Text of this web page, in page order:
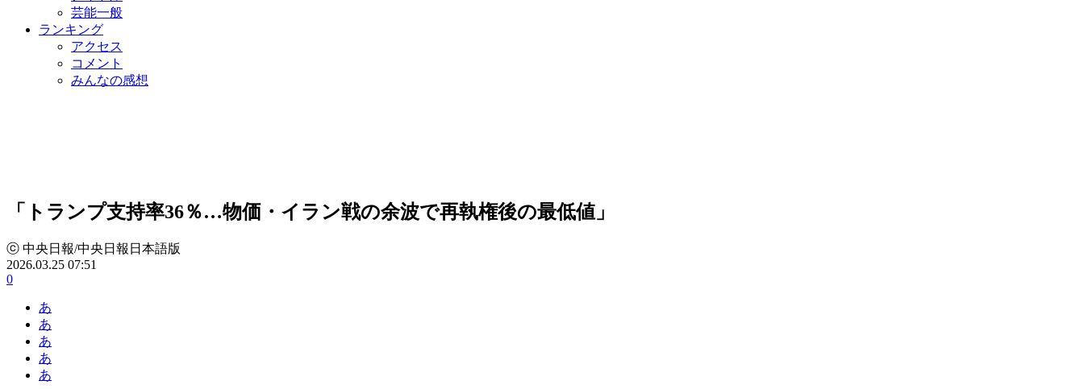
芸能一般
ランキング
アクセス
コメント
みんなの感想
「トランプ支持率36％…物価・イラン戦の余波で再執権後の最低値」
ⓒ 中央日報/中央日報日本語版
2026.03.25 07:51
0
あ
あ
あ
あ
あ